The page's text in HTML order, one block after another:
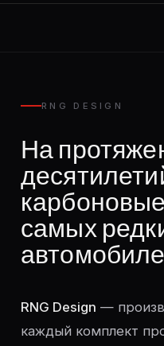
RNG DESIGN
На
самых
RNG Design —
каждый комплект